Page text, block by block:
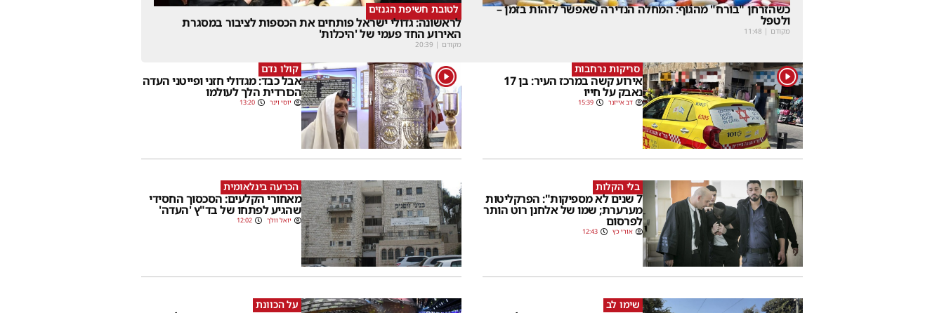
כשהזרחן "בורח" מהגוף: המחלה הנדירה שאפשר לזהות בזמן –
ולטפל
מקודם |
11:48
לטובת חשיפת הגנזים
לראשונה: גדולי ישראל פותחים את הכספות לציבור במסגרת
האירוע החד פעמי של 'היכלות'
מקודם |
20:39
1 סריקות נרחבות
אירוע קשה במרכז העיר: בן 17
נאבק על חייו
דב אייזנר 15:39
1 קולו נדם
אבל כבד: מגדולי חזני ופייטני העדה
הכורדית הלך לעולמו
יוסי וינר 13:20
בלי הקלות
7 שנים לא מספיקות": הפרקליטות
מערערת; שמו של אלחנן רוט הותר
לפרסום
אורי כץ 12:43
הכרעה בינלאומית
מאחורי הקלעים: הסכסוך החסידי
שהגיע לפתחו של בד"ץ 'העדה'
יואל וולך 12:02
שימו לב על הכוונת